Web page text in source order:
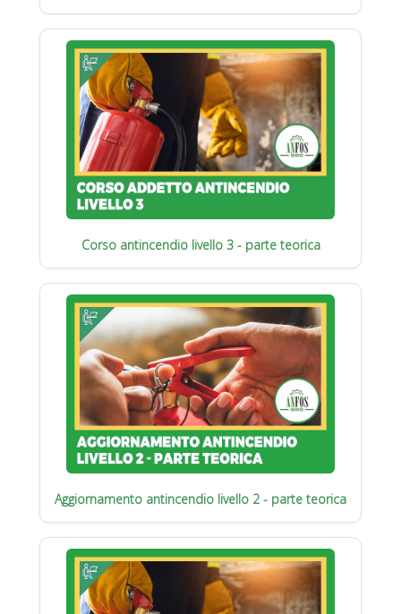
Corso antincendio livello 3 - parte teorica
Aggiornamento antincendio livello 2 - parte teorica